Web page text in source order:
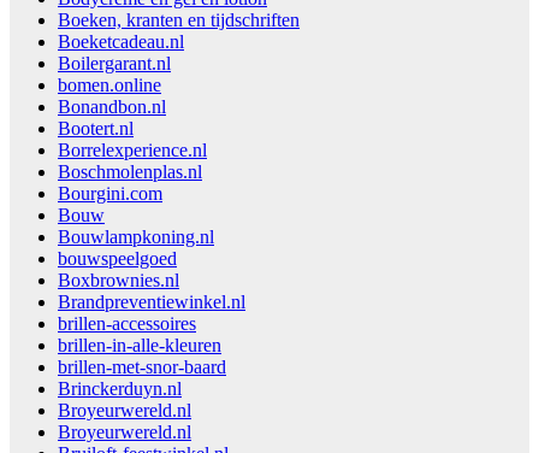
Boeken, kranten en tijdschriften
Boeketcadeau.nl
Boilergarant.nl
bomen.online
Bonandbon.nl
Bootert.nl
Borrelexperience.nl
Boschmolenplas.nl
Bourgini.com
Bouw
Bouwlampkoning.nl
bouwspeelgoed
Boxbrownies.nl
Brandpreventiewinkel.nl
brillen-accessoires
brillen-in-alle-kleuren
brillen-met-snor-baard
Brinckerduyn.nl
Broyeurwereld.nl
Broyeurwereld.nl